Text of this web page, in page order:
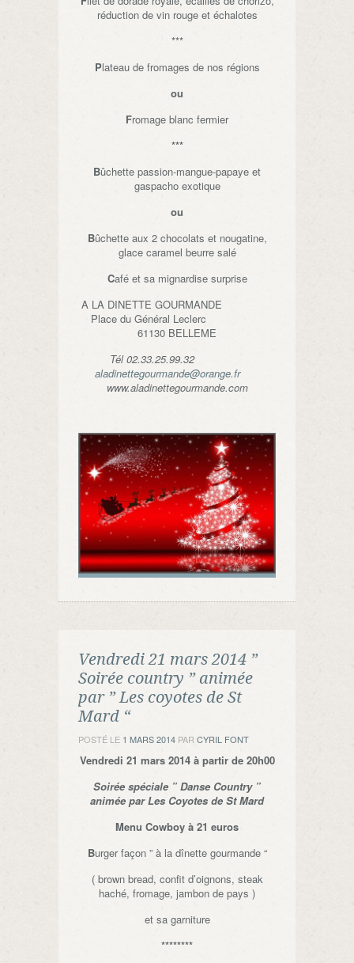
réduction de vin rouge et échalotes
***
Plateau de fromages de nos régions
ou
Fromage blanc fermier
***
Bûchette passion-mangue-papaye et
gaspacho exotique
ou
Bûchette aux 2 chocolats et nougatine,
glace caramel beurre salé
Café et sa mignardise surprise
A LA DINETTE GOURMANDE
Place du Général Leclerc
61130 BELLEME
Tél 02.33.25.99.32
aladinettegourmande@orange.fr
www.aladinettegourmande.com
Vendredi 21 mars 2014 ”
Soirée country ” animée
par ” Les coyotes de St
Mard “
POSTÉ LE 1 MARS 2014 PAR CYRIL FONT
Vendredi 21 mars 2014 à partir de 20h00
Soirée spéciale ” Danse Country ”
animée par Les Coyotes de St Mard
Menu Cowboy à 21 euros
Burger façon ” à la dînette gourmande “
( brown bread, confit d’oignons, steak
haché, fromage, jambon de pays )
et sa garniture
********